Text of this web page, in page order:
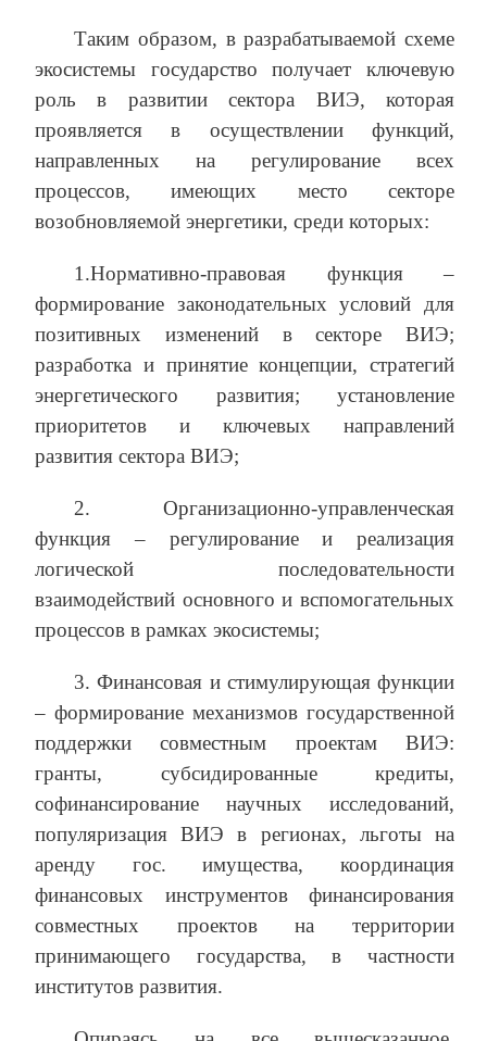
Таким образом, в разрабатываемой схеме
экосистемы государство получает ключевую
роль в развитии сектора ВИЭ, которая
проявляется в осуществлении функций,
направленных на регулирование всех
процессов, имеющих место секторе
возобновляемой энергетики, среди которых:
1.Нормативно-правовая функция ‒
формирование законодательных условий для
позитивных изменений в секторе ВИЭ;
разработка и принятие концепции, стратегий
энергетического развития; установление
приоритетов и ключевых направлений
развития сектора ВИЭ;
2. Организационно-управленческая
функция ‒ регулирование и реализация
логической последовательности
взаимодействий основного и вспомогательных
процессов в рамках экосистемы;
3. Финансовая и стимулирующая функции
‒ формирование механизмов государственной
поддержки совместным проектам ВИЭ:
гранты, субсидированные кредиты,
софинансирование научных исследований,
популяризация ВИЭ в регионах, льготы на
аренду гос. имущества, координация
финансовых инструментов финансирования
совместных проектов на территории
принимающего государства, в частности
институтов развития.